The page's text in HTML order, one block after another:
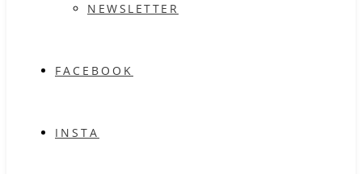
NEWSLETTER
FACEBOOK
INSTA